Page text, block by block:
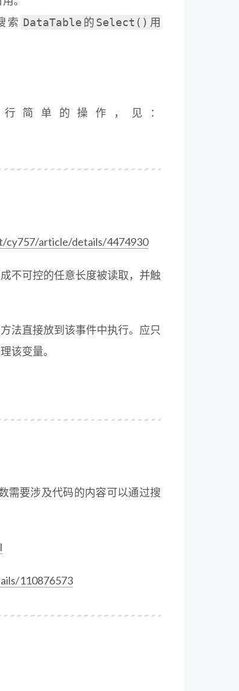
索 DataTable的Select()用
行简单的操作，见：
cy757/article/details/4474930
不可控的任意长度被读取，并触
法直接放到该事件中执行。应只
该变量。
需要涉及代码的内容可以通过搜
110876573